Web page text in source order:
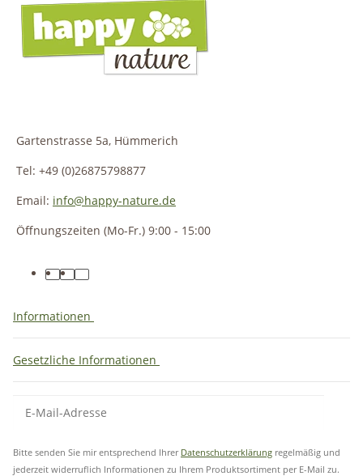
Gartenstrasse 5a, Hümmerich
Tel: +49 (0)26875798877
Email: info@happy-nature.de
Öffnungszeiten (Mo-Fr.) 9:00 - 15:00
Informationen
Gesetzliche Informationen
Bitte senden Sie mir entsprechend Ihrer Datenschutzerklärung regelmäßig und
jederzeit widerruflich Informationen zu Ihrem Produktsortiment per E-Mail zu.